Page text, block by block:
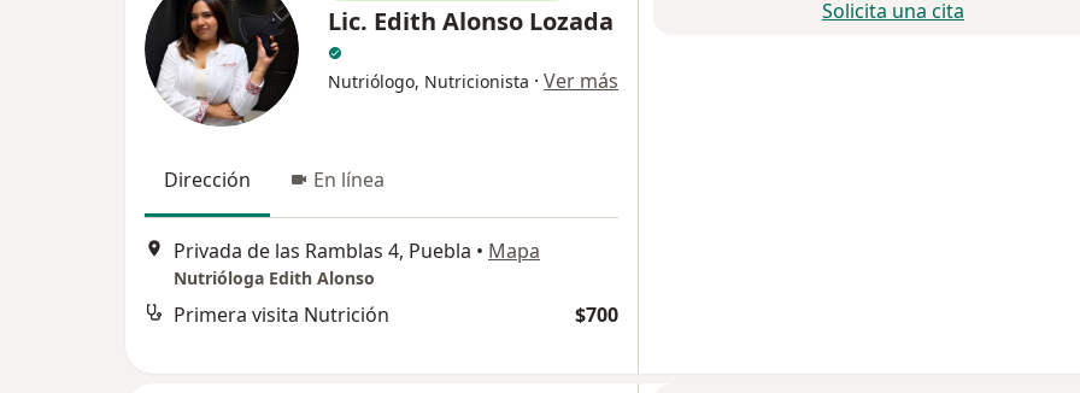
Lic. Edith Alonso Lozada
Nutriólogo, Nutricionista · Ver más
Dirección En línea
Privada de las Ramblas 4, Puebla • Mapa
Nutrióloga Edith Alonso
Primera visita Nutrición $700
Solicita una cita